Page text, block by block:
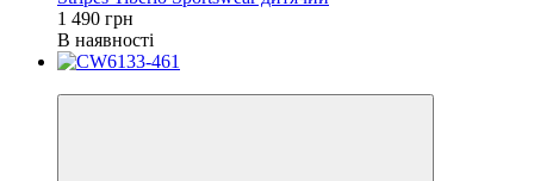
1 490 грн
В наявності